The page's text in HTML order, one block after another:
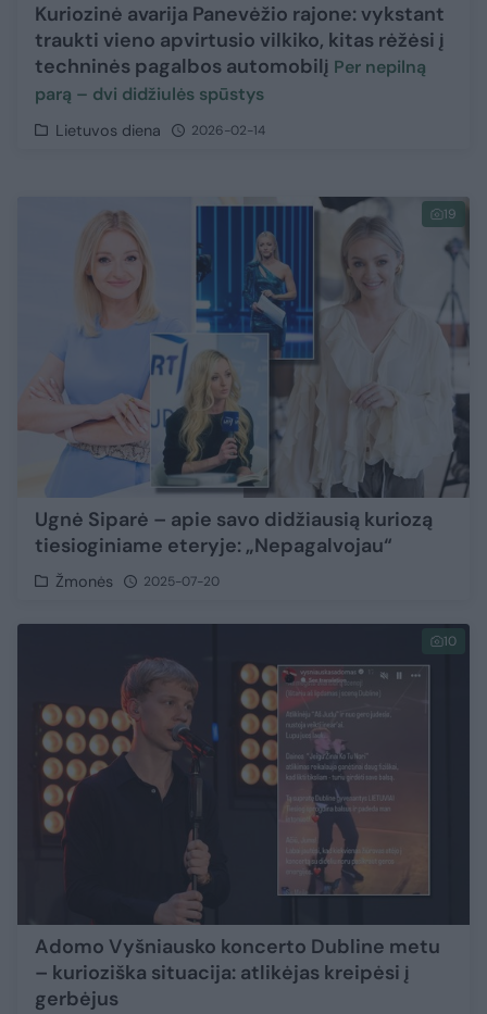
Kuriozinė avarija Panevėžio rajone: vykstant
traukti vieno apvirtusio vilkiko, kitas rėžėsi į
techninės pagalbos automobilį Per nepilną
parą – dvi didžiulės spūstys
Lietuvos diena 2026-02-14
19
Ugnė Siparė – apie savo didžiausią kuriozą
tiesioginiame eteryje: „Nepagalvojau“
Žmonės 2025-07-20
10
Adomo Vyšniausko koncerto Dubline metu
– kurioziška situacija: atlikėjas kreipėsi į
gerbėjus